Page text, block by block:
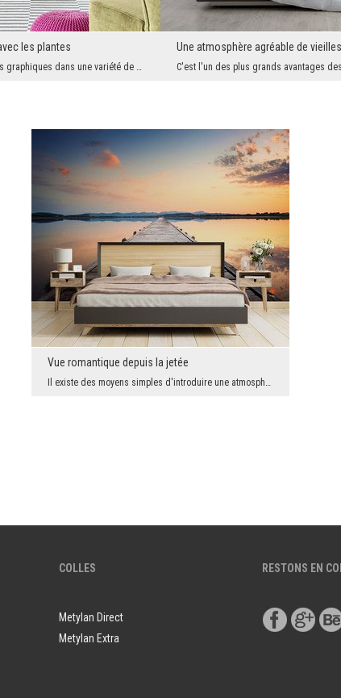
les plantes
Demural propose des graphiques dans une variété de styles, avec des qualités et des avantages dif...
Une atmosphère agréable de
Vue romantique depuis la jetée
Il existe des moyens simples d'introduire une atmosphère romantique dans votre intérieur, et ce m...
COLLES
Metylan Direct
Metylan Extra
RESTONS EN